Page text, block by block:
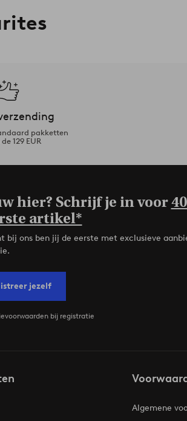
pakketten
129 EUR
hier? Schrijf je in voor
artikel*
bij ons ben jij de eerste met exclusieve
jezelf
bij registratie
Algemene